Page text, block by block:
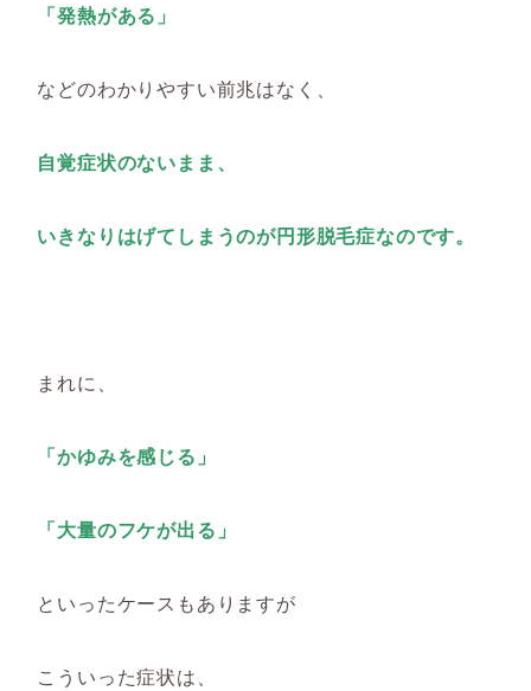
「発熱がある」
などのわかりやすい前兆はなく、
自覚症状のないまま、
いきなりはげてしまうのが円形脱毛症なのです。
まれに、
「かゆみを感じる」
「大量のフケが出る」
といったケースもありますが
こういった症状は、